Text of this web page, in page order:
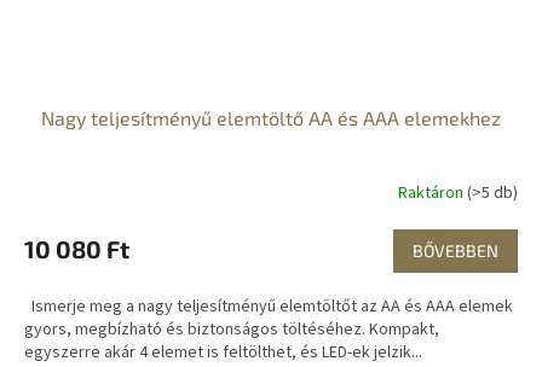
Nagy teljesítményű elemtöltő AA és AAA elemekhez
Raktáron (>5 db)
10 080 Ft BŐVEBBEN
Ismerje meg a nagy teljesítményű elemtöltőt az AA és AAA elemek
gyors, megbízható és biztonságos töltéséhez. Kompakt,
egyszerre akár 4 elemet is feltölthet, és LED-ek jelzik...